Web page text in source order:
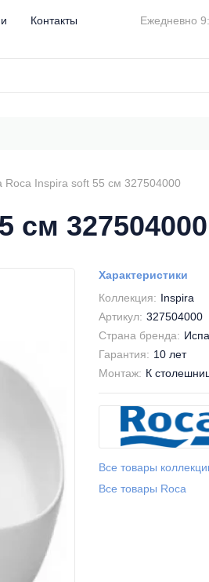
Контакты Ежедневно
Roca Inspira soft 55 см 327504000
см 327504000
Характеристики
Коллекция: Inspira
Артикул: 327504000
Страна бренда:
Гарантия: 10 лет
Монтаж: К
Все товары
Все товары Roca